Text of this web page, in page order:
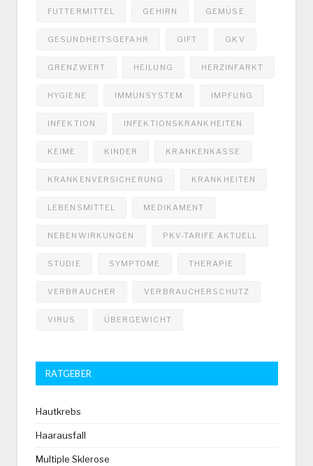
FUTTERMITTEL GEHIRN GEMÜSE
GESUNDHEITSGEFAHR GIFT GKV
GRENZWERT HEILUNG HERZINFARKT
HYGIENE IMMUNSYSTEM IMPFUNG
INFEKTION INFEKTIONSKRANKHEITEN
KEIME KINDER KRANKENKASSE
KRANKENVERSICHERUNG KRANKHEITEN
LEBENSMITTEL MEDIKAMENT
NEBENWIRKUNGEN PKV-TARIFE AKTUELL
STUDIE SYMPTOME THERAPIE
VERBRAUCHER VERBRAUCHERSCHUTZ
VIRUS ÜBERGEWICHT
RATGEBER
Hautkrebs
Haarausfall
Multiple Sklerose